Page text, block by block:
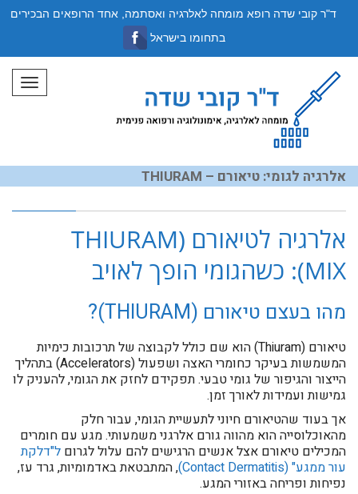
תפריט
אלרגיה לגומי: טיאורם – THIURAM
אלרגיה לטיאורם (THIURAM
MIX): כשהגומי הופך לאויב
מהו בעצם טיאורם (THIURAM)?
טיאורם (Thiuram) הוא שם כולל לקבוצה של תרכובות כימיות
המשמשות בעיקר כחומרי האצה ושפעול (Accelerators) בתהליך
הייצור והגיפור של גומי טבעי. תפקידם לחזק את הגומי, להעניק לו
גמישות ועמידות לאורך זמן.
אך בעוד שהטיאורם חיוני לתעשיית הגומי, עבור חלק
מהאוכלוסייה הוא מהווה גורם אלרגני משמעותי. מגע עם חומרים
המכילים טיאורם אצל אנשים הרגישים להם עלול לגרום ל"דלקת
עור ממגע" (Contact Dermatitis)
, המתבטאת באדמומיות, גרד עז,
נפיחות ופריחה באזורי המגע.
ד"ר קובי שדה רופא מומחה לאלרגיה ואסתמה, אחד הרופאים הבכירים
בתחומו בישראל